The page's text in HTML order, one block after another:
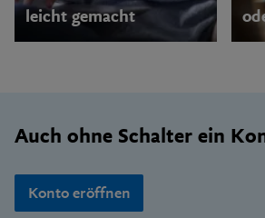
leicht gemacht
Auch ohne Schalter ein
Konto eröffnen